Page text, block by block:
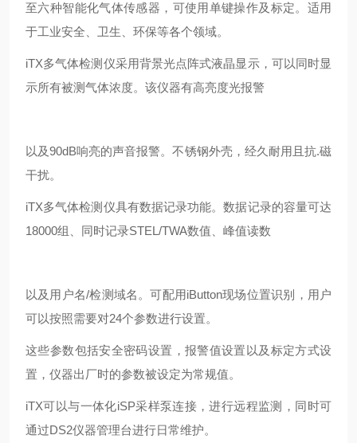
至六种智能化气体传感器，可使用单键操作及标定。适用
于工业安全、卫生、环保等各个领域。
iTX多气体检测仪采用背景光点阵式液晶显示，可以同时显
示所有被测气体浓度。该仪器有高亮度光报警
以及90dB响亮的声音报警。不锈钢外壳，经久耐用且抗.磁
干扰。
iTX多气体检测仪具有数据记录功能。数据记录的容量可达
18000组、同时记录STEL/TWA数值、峰值读数
以及用户名/检测域名。可配用iButton现场位置识别，用户
可以按照需要对24个参数进行设置。
这些参数包括安全密码设置，报警值设置以及标定方式设
置，仪器出厂时的参数被设定为常规值。
iTX可以与一体化iSP采样泵连接，进行远程监测，同时可
通过DS2仪器管理台进行日常维护。